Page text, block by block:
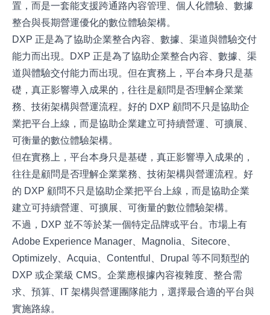
置，而是一套能支援跨通路內容管理、個人化體驗、數據
整合與長期營運優化的數位體驗架構。
DXP 正是為了協助企業整合內容、數據、渠道與體驗交付
能力而出現。DXP 正是為了協助企業整合內容、數據、渠
道與體驗交付能力而出現。但在實務上，平台本身只是基
礎，真正影響導入成果的，往往是顧問是否理解企業業
務、技術架構與營運流程。好的 DXP 顧問不只是協助企
業把平台上線，而是協助企業建立可持續營運、可擴展、
可衡量的數位體驗架構。
但在實務上，平台本身只是基礎，真正影響導入成果的，
往往是顧問是否理解企業業務、技術架構與營運流程。好
的 DXP 顧問不只是協助企業把平台上線，而是協助企業
建立可持續營運、可擴展、可衡量的數位體驗架構。
不過，DXP 並不等於某一個特定品牌或平台。市場上有
Adobe Experience Manager、Magnolia、Sitecore、
Optimizely、Acquia、Contentful、Drupal 等不同類型的
DXP 或企業級 CMS。企業應根據內容複雜度、整合需
求、預算、IT 架構與營運團隊能力，選擇最合適的平台與
實施路線。